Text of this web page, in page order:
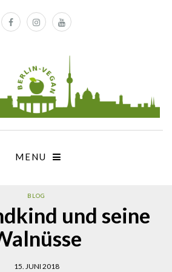
MENU
BLOG
und seine
15. JUNI 2018